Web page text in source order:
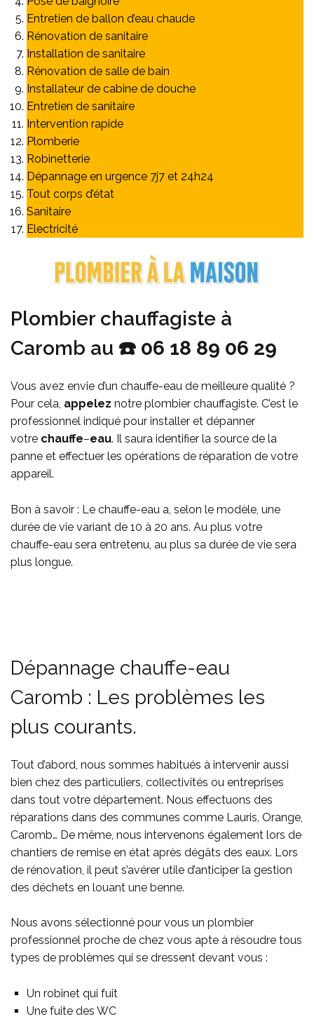
Entretien de ballon d’eau chaude
Rénovation de sanitaire
Installation de sanitaire
Rénovation de salle de bain
Installateur de cabine de douche
Entretien de sanitaire
Intervention rapide
Plomberie
Robinetterie
Dépannage en urgence 7j7 et 24h24
Tout corps d’état
Sanitaire
Electricité
Plombier chauffagiste à
Caromb au ☎️ 06 18 89 06 29
Vous avez envie d’un chauffe-eau de meilleure qualité ?
Pour cela, appelez notre plombier chauffagiste. C’est le
professionnel indiqué pour installer et dépanner
votre chauffe–eau. Il saura identifier la source de la
panne et effectuer les opérations de réparation de votre
appareil.
Bon à savoir : Le chauffe-eau a, selon le modèle, une
durée de vie variant de 10 à 20 ans. Au plus votre
chauffe-eau sera entretenu, au plus sa durée de vie sera
plus longue.
Dépannage chauffe-eau
Caromb : Les problèmes les
plus courants.
Tout d’abord, nous sommes habitués à intervenir aussi
bien chez des particuliers, collectivités ou entreprises
dans tout votre département. Nous effectuons des
réparations dans des communes comme Lauris, Orange,
Caromb… De même, nous intervenons également lors de
chantiers de remise en état après dégâts des eaux. Lors
de rénovation, il peut s’avérer utile d’anticiper la gestion
des déchets en louant une benne.
Nous avons sélectionné pour vous un plombier
professionnel proche de chez vous apte à résoudre tous
types de problèmes qui se dressent devant vous :
Un robinet qui fuit
Une fuite des WC